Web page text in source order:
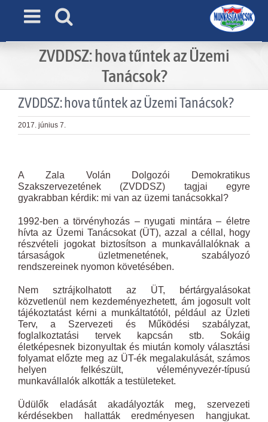
ZVDDSZ: hova tűntek az Üzemi
Tanácsok?
ZVDDSZ: hova tűntek az Üzemi Tanácsok?
2017. június 7.
Image
A Zala Volán Dolgozói Demokratikus
Szakszervezetének (ZVDDSZ) tagjai egyre
gyakrabban kérdik: mi van az üzemi tanácsokkal?
1992-ben a törvényhozás – nyugati mintára – életre
hívta az Üzemi Tanácsokat (ÜT), azzal a céllal, hogy
részvételi jogokat biztosítson a munkavállalóknak a
társaságok üzletmenetének, szabályozó
rendszereinek nyomon követésében.
Nem sztrájkolhatott az ÜT, bértárgyalásokat
közvetlenül nem kezdeményezhetett, ám jogosult volt
tájékoztatást kérni a munkáltatótól, például az Üzleti
Terv, a Szervezeti és Működési szabályzat,
foglalkoztatási tervek kapcsán stb. Sokáig
életképesnek bizonyultak és miután komoly választási
folyamat előzte meg az ÜT-ék megalakulását, számos
helyen felkészült, véleményvezér-típusú
munkavállalók alkották a testületeket.
Üdülők eladását akadályozták meg, szervezeti
kérdésekben hallatták eredményesen hangjukat.